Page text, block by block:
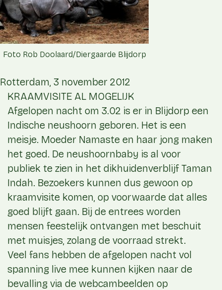
Foto Rob Doolaard/Diergaarde Blijdorp
Rotterdam, 3 november 2012
KRAAMVISITE AL MOGELIJK
Afgelopen nacht om 3.02 is er in Blijdorp een
Indische neushoorn geboren. Het is een
meisje. Moeder Namaste en haar jong maken
het goed. De neushoornbaby is al voor
publiek te zien in het dikhuidenverblijf Taman
Indah. Bezoekers kunnen dus gewoon op
kraamvisite komen, op voorwaarde dat alles
goed blijft gaan. Bij de entrees worden
mensen feestelijk ontvangen met beschuit
met muisjes, zolang de voorraad strekt.
Veel fans hebben de afgelopen nacht vol
spanning live mee kunnen kijken naar de
bevalling via de webcambeelden op